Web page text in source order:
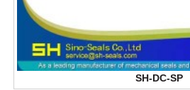
SH-DC-SP